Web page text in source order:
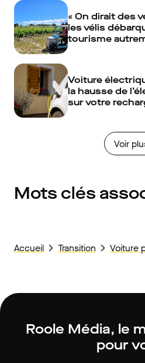
« On dirait des
les vélis
tourisme
Voiture
la hausse de
sur votre
Voir
Mots clés
Accueil Transition Voiture
Roole Média, le
pour